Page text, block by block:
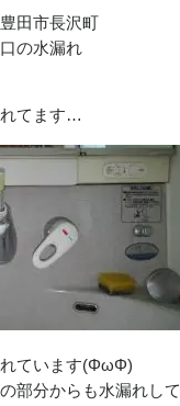
田市長沢町
の水漏れ
てます…
れています(ΦωΦ)
部分からも水漏れして